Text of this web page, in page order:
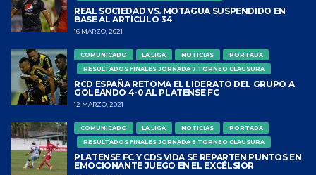
REAL SOCIEDAD VS. MOTAGUA SUSPENDIDO EN
BASE AL ARTÍCULO 34
16 MARZO, 2021
COMUNICADO LA LIGA NOTICIAS
PORTADA
RESULTADOS FINALES JORNADA 7 TORNEO CLAUSURA
RCD ESPAÑA RETOMA EL LIDERATO DEL GRUPO A
GOLEANDO 4-0 AL PLATENSE FC
12 MARZO, 2021
COMUNICADO LA LIGA NOTICIAS
PORTADA
RESULTADOS FINALES JORNADA 6 TORNEO CLAUSURA
PLATENSE FC Y CDS VIDA SE REPARTEN PUNTOS EN
EMOCIONANTE JUEGO EN EL EXCÉLSIOR